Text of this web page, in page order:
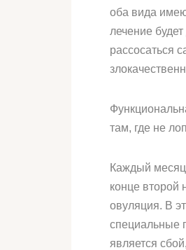
оба вида
лечение
рассосаться
там, где не
Каждый
конце второй
овуляция. В
специальные
является